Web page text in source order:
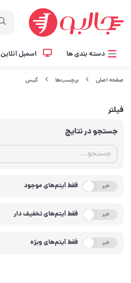
دسته بندی ها اسمبل آنلاین
صفحه اصلی برچسب‌ها کیس
فیلتر
جستجو در نتایج
بله خیر فقط آیتم‌های موجود
بله خیر فقط آیتم‌های تخفیف دار
بله خیر فقط آیتم‌های ویژه